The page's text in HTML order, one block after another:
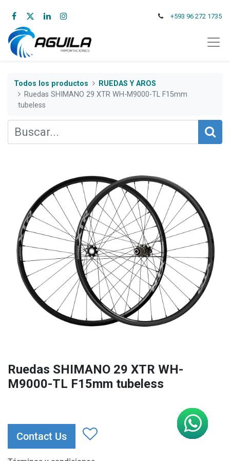
+593 96 272 1735
Todos los productos
RUEDAS Y AROS
Ruedas SHIMANO 29 XTR WH-M9000-TL F15mm
tubeless
Ruedas SHIMANO 29 XTR WH-
M9000-TL F15mm tubeless
Contact Us